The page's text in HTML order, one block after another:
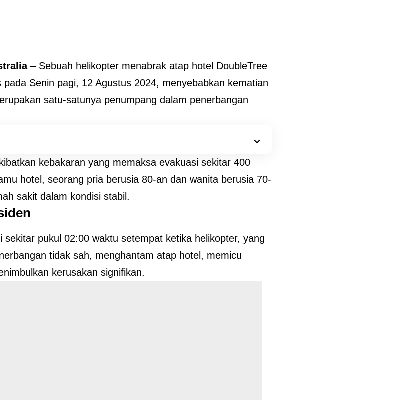
– Sebuah helikopter menabrak atap hotel DoubleTree
pada Senin pagi, 12 Agustus 2024, menyebabkan kematian
satu-satunya penumpang dalam penerbangan
kebakaran yang memaksa evakuasi sekitar 400
hotel, seorang pria berusia 80-an dan wanita berusia 70-
sakit dalam kondisi stabil.
sekitar pukul 02:00 waktu setempat ketika helikopter, yang
tidak sah, menghantam atap hotel, memicu
kerusakan signifikan.